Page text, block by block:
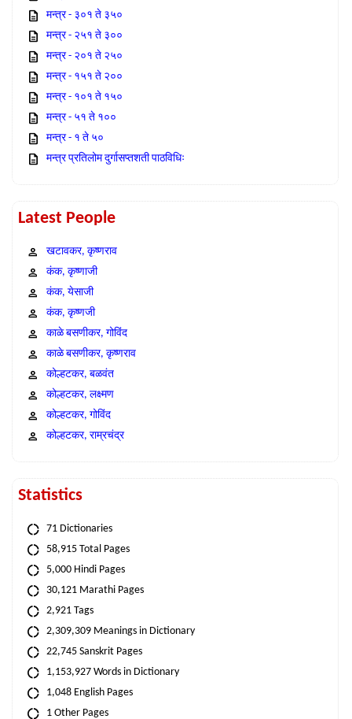
मन्त्र - ३०१ ते ३५०
मन्त्र - २५१ ते ३००
मन्त्र - २०१ ते २५०
मन्त्र - १५१ ते २००
मन्त्र - १०१ ते १५०
मन्त्र - ५१ ते १००
मन्त्र - १ ते ५०
मन्त्र प्रतिलोम दुर्गासप्तशती पाठविधिः
Latest People
खटावकर, कृष्णराव
कंक, कृष्णाजी
कंक, येसाजी
कंक, कृष्णजी
काळे बसणीकर, गोविंद
काळे बसणीकर, कृष्णराव
कोल्हटकर, बळवंत
कोल्हटकर, लक्ष्मण
कोल्हटकर, गोविंद
कोल्हटकर, राम्रचंद्र
Statistics
71 Dictionaries
58,915 Total Pages
5,000 Hindi Pages
30,121 Marathi Pages
2,921 Tags
2,309,309 Meanings in Dictionary
22,745 Sanskrit Pages
1,153,927 Words in Dictionary
1,048 English Pages
1 Other Pages